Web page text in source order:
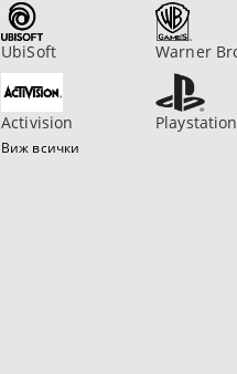
UbiSoft Warner
Activision Playstation
Виж всички